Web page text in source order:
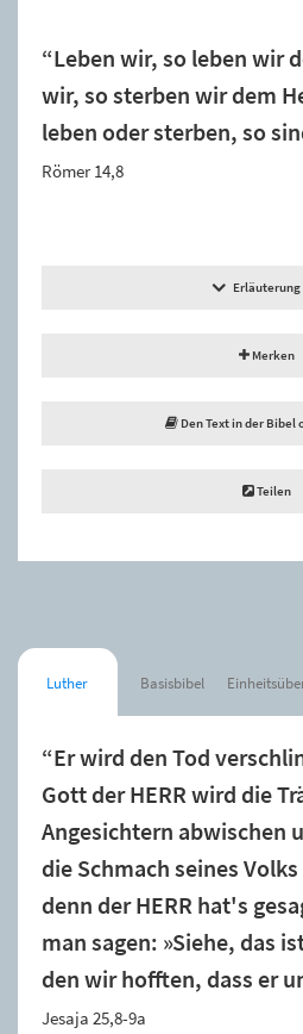
“Leben wir, so leben wir
wir, so sterben wir dem
leben oder sterben, so
Römer 14,8
Erläuterung
Merken
Den Text in der Bibel
Teilen
Luther Basisbibel
“Er wird den Tod
Gott der HERR wird die
Angesichtern abwischen
die Schmach seines
denn der HERR hat's
man sagen: »Siehe, das
den wir hofften, dass er
Jesaja 25,8-9a